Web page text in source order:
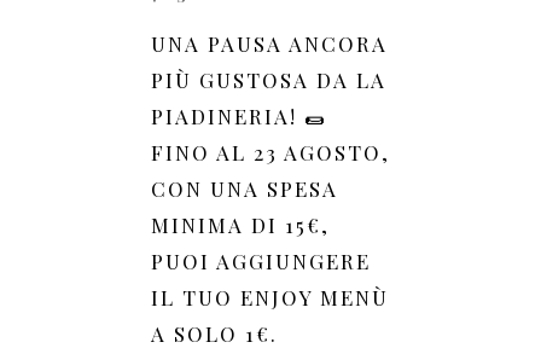
UNA PAUSA ANCORA
PIÙ GUSTOSA DA LA
PIADINERIA! 🌯
FINO AL 23 AGOSTO,
CON UNA SPESA
MINIMA DI 15€,
PUOI AGGIUNGERE
IL TUO ENJOY MENÙ
A SOLO 1€.